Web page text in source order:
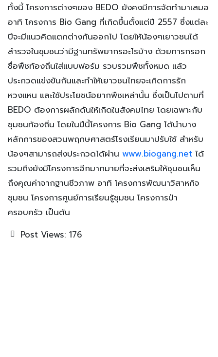
ทั้งนี้ โครงการต่างๆของ BEDO ยังคงมีการจัดทำมาเสมอ
อาทิ โครงการ Bio Gang ที่เกิดขึ้นตั้งแต่ปี 2557 ซึ่งแต่ละ
ปีจะมีแนวคิดแตกต่างกันออกไป โดยให้น้องๆเยาวชนได้
สำรวจในชุมชนว่ามีฐานทรัพยากรอะไรบ้าง ด้วยการกรอก
ชื่อพืชท้องถิ่นใส่แบบฟอร์ม รวบรวมพืชทั้งหมด แล้ว
ประกวดแข่งขันกันและทำให้เยาวชนไทยจะเกิดการรัก
หวงแหน และใช้ประโยชน์อยากพืชเหล่านั้น ซึ่งเป็นไปตามที่
BEDO ต้องการผลักดันให้เกิดในสังคมไทย โดยเฉพาะกับ
ชุมชนท้องถิ่น โดยในปีนี้โครงการ Bio Gang ได้นำบาง
หลักการของสวนพฤกษศาสตร์โรงเรียนมาปรับใช้ สำหรับ
น้องๆสามารถส่งประกวดได้ผ่าน www.biogang.net ได้
รวมถึงยังมีโครงการอีกมากมายที่จะส่งเสริมให้ชุมชนเห็น
ถึงคุณค่าจากฐานชีวภาพ อาทิ โครงการพัฒนาวิสาหกิจ
ชุมชน โครงการศูนย์การเรียนรู้ชุมชน โครงการป่า
ครอบครัว เป็นต้น
Post Views: 176